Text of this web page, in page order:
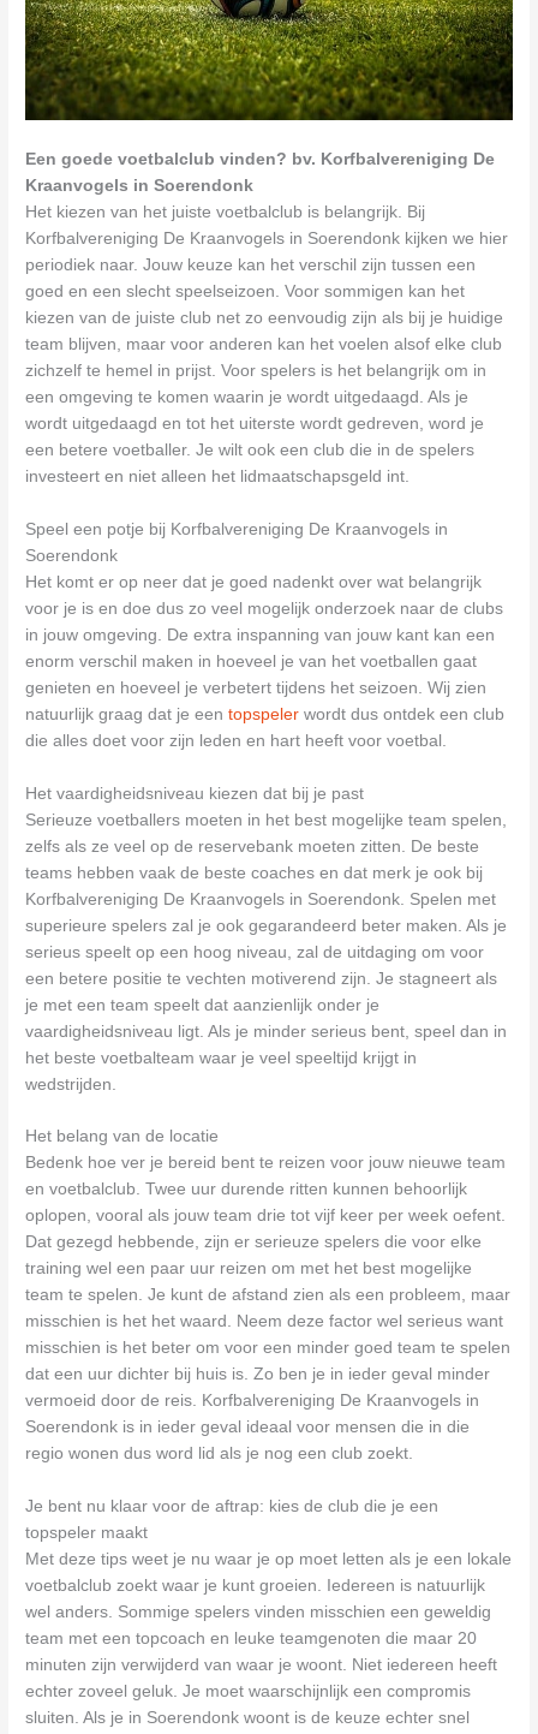
Een goede voetbalclub vinden? bv. Korfbalvereniging De
Kraanvogels in Soerendonk
Het kiezen van het juiste voetbalclub is belangrijk. Bij
Korfbalvereniging De Kraanvogels in Soerendonk kijken we hier
periodiek naar. Jouw keuze kan het verschil zijn tussen een
goed en een slecht speelseizoen. Voor sommigen kan het
kiezen van de juiste club net zo eenvoudig zijn als bij je huidige
team blijven, maar voor anderen kan het voelen alsof elke club
zichzelf te hemel in prijst. Voor spelers is het belangrijk om in
een omgeving te komen waarin je wordt uitgedaagd. Als je
wordt uitgedaagd en tot het uiterste wordt gedreven, word je
een betere voetballer. Je wilt ook een club die in de spelers
investeert en niet alleen het lidmaatschapsgeld int.
Speel een potje bij Korfbalvereniging De Kraanvogels in
Soerendonk
Het komt er op neer dat je goed nadenkt over wat belangrijk
voor je is en doe dus zo veel mogelijk onderzoek naar de clubs
in jouw omgeving. De extra inspanning van jouw kant kan een
enorm verschil maken in hoeveel je van het voetballen gaat
genieten en hoeveel je verbetert tijdens het seizoen. Wij zien
natuurlijk graag dat je eentopspeler wordt dus ontdek een club
die alles doet voor zijn leden en hart heeft voor voetbal.
Het vaardigheidsniveau kiezen dat bij je past
Serieuze voetballers moeten in het best mogelijke team spelen,
zelfs als ze veel op de reservebank moeten zitten. De beste
teams hebben vaak de beste coaches en dat merk je ook bij
Korfbalvereniging De Kraanvogels in Soerendonk. Spelen met
superieure spelers zal je ook gegarandeerd beter maken. Als je
serieus speelt op een hoog niveau, zal de uitdaging om voor
een betere positie te vechten motiverend zijn. Je stagneert als
je met een team speelt dat aanzienlijk onder je
vaardigheidsniveau ligt. Als je minder serieus bent, speel dan in
het beste voetbalteam waar je veel speeltijd krijgt in
wedstrijden.
Het belang van de locatie
Bedenk hoe ver je bereid bent te reizen voor jouw nieuwe team
en voetbalclub. Twee uur durende ritten kunnen behoorlijk
oplopen, vooral als jouw team drie tot vijf keer per week oefent.
Dat gezegd hebbende, zijn er serieuze spelers die voor elke
training wel een paar uur reizen om met het best mogelijke
team te spelen. Je kunt de afstand zien als een probleem, maar
misschien is het het waard. Neem deze factor wel serieus want
misschien is het beter om voor een minder goed team te spelen
dat een uur dichter bij huis is. Zo ben je in ieder geval minder
vermoeid door de reis. Korfbalvereniging De Kraanvogels in
Soerendonk is in ieder geval ideaal voor mensen die in die
regio wonen dus word lid als je nog een club zoekt.
Je bent nu klaar voor de aftrap: kies de club die je een
topspeler maakt
Met deze tips weet je nu waar je op moet letten als je een lokale
voetbalclub zoekt waar je kunt groeien. Iedereen is natuurlijk
wel anders. Sommige spelers vinden misschien een geweldig
team met een topcoach en leuke teamgenoten die maar 20
minuten zijn verwijderd van waar je woont. Niet iedereen heeft
echter zoveel geluk. Je moet waarschijnlijk een compromis
sluiten. Als je in Soerendonk woont is de keuze echter snel